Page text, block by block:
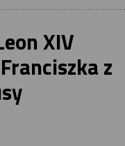
XIV
z